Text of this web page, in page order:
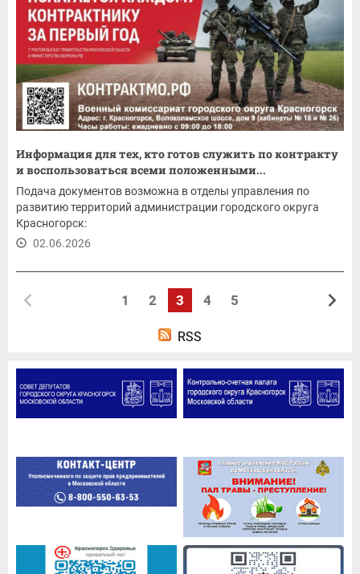
Информация для тех, кто готов служить по контракту
и воспользоваться всеми положенными...
Подача документов возможна в отделы управления по
развитию территорий администрации городского округа
Красногорск:
02.06.2026
1 2 3 4 5
RSS